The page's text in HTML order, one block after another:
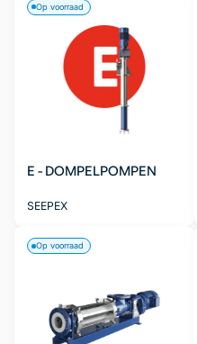
E - DOMPELPOMPEN
SEEPEX
Op voorraad
Op voorraad